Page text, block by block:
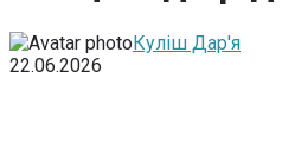
Куліш Дар'я
22.06.2026